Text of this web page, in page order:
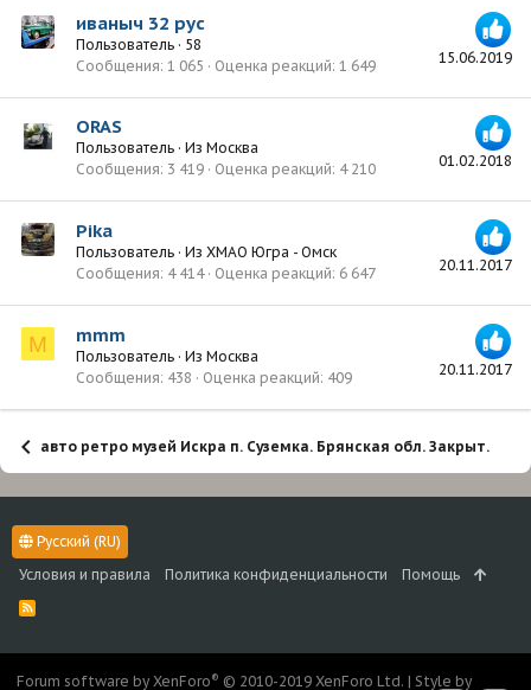
15.06.2019
иваныч 32 рус
Пользователь · 58
Сообщения 1 065 Оценка реакций 1 649
01.02.2018
ORAS
Пользователь · Из Москва
Сообщения 3 419 Оценка реакций 4 210
20.11.2017
Pika
Пользователь · Из ХМАО Югра - Омск
Сообщения 4 414 Оценка реакций 6 647
M
20.11.2017
mmm
Пользователь · Из Москва
Сообщения 438 Оценка реакций 409
авто ретро музей Искра п. Суземка. Брянская обл. Закрыт.
Русский (RU)
Условия и правила
Политика конфиденциальности Помощь
R
S
Forum software by XenForo® © 2010-2019 XenForo Ltd. | Style by